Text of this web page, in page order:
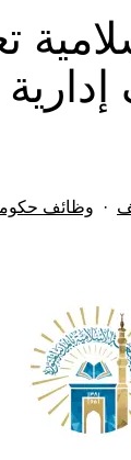
مصنفوظائف